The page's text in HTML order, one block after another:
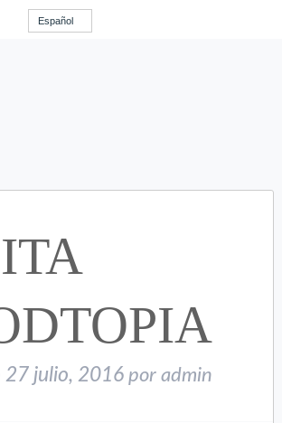
Español
27 julio, 2016 por admin